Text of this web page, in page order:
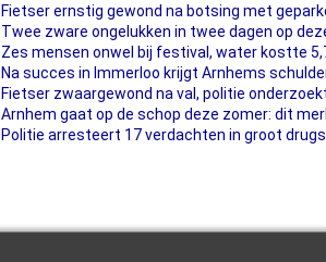
Fietser ernstig gewond na botsing met
Twee zware ongelukken in twee dagen op
Zes mensen onwel bij festival, water kostte
Na succes in Immerloo krijgt Arnhems
Fietser zwaargewond na val, politie
Arnhem gaat op de schop deze zomer: dit
Politie arresteert 17 verdachten in groot